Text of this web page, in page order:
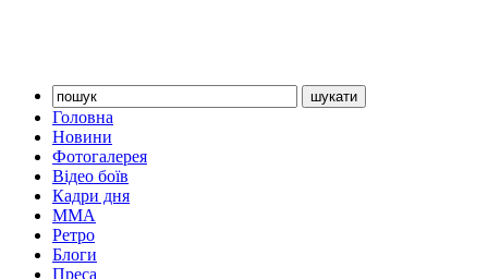
Головна
Новини
Фотогалерея
Відео боїв
Кадри дня
ММА
Ретро
Блоги
Преса